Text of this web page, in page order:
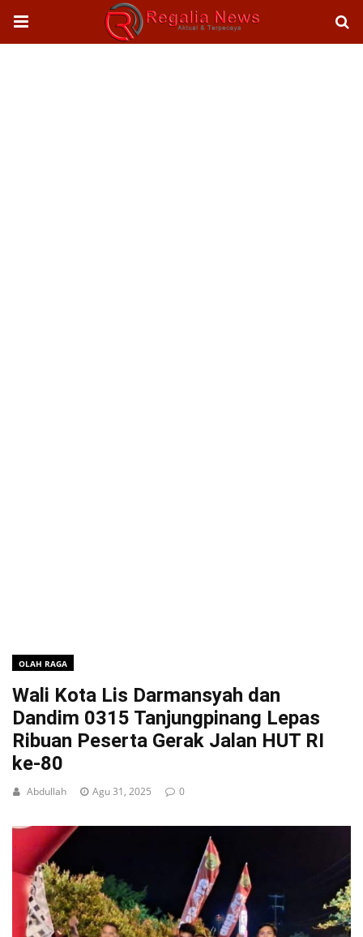
OLAH RAGA
Wali Kota Lis Darmansyah dan
Dandim 0315 Tanjungpinang Lepas
Ribuan Peserta Gerak Jalan HUT RI
ke-80
Abdullah Agu 31, 2025 0